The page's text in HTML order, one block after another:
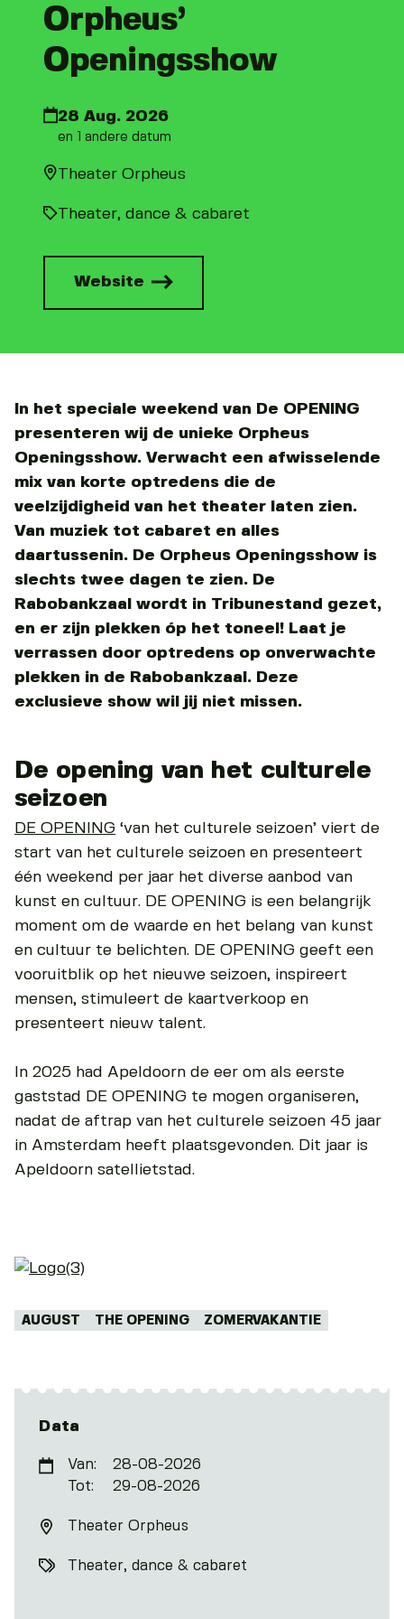
Orpheus’
Openingsshow
28 Aug. 2026
en 1 andere datum
Theater Orpheus
Theater, dance & cabaret
Website
In het speciale weekend van De OPENING
presenteren wij de unieke Orpheus
Openingsshow. Verwacht een afwisselende
mix van korte optredens die de
veelzijdigheid van het theater laten zien.
Van muziek tot cabaret en alles
daartussenin. De Orpheus Openingsshow is
slechts twee dagen te zien. De
Rabobankzaal wordt in Tribunestand gezet,
en er zijn plekken óp het toneel! Laat je
verrassen door optredens op onverwachte
plekken in de Rabobankzaal. Deze
exclusieve show wil jij niet missen.
De opening van het culturele
seizoen
DE OPENING ‘van het culturele seizoen’ viert de
start van het culturele seizoen en presenteert
één weekend per jaar het diverse aanbod van
kunst en cultuur. DE OPENING is een belangrijk
moment om de waarde en het belang van kunst
en cultuur te belichten. DE OPENING geeft een
vooruitblik op het nieuwe seizoen, inspireert
mensen, stimuleert de kaartverkoop en
presenteert nieuw talent.
In 2025 had Apeldoorn de eer om als eerste
gaststad DE OPENING te mogen organiseren,
nadat de aftrap van het culturele seizoen 45 jaar
in Amsterdam heeft plaatsgevonden. Dit jaar is
Apeldoorn satellietstad.
Tags:
AUGUST THE OPENING ZOMERVAKANTIE
Data
Van:
28-08-2026
Tot:
29-08-2026
Theater Orpheus
Theater, dance & cabaret